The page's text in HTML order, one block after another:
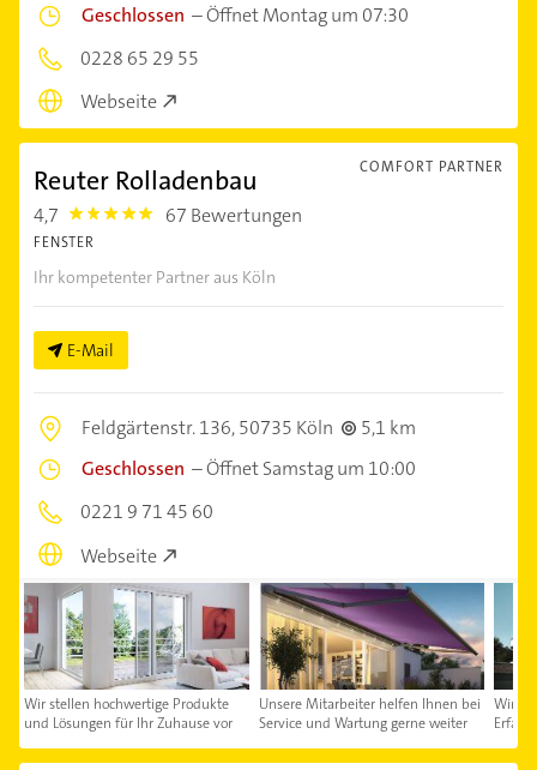
Geschlossen –Öffnet Montag um 07:30
0228 65 29 55
Webseite
COMFORT PARTNER
Reuter Rolladenbau
4,7 4.7000003 67 Bewertungen
FENSTER
Ihr kompetenter Partner aus Köln
E-Mail
Feldgärtenstr. 136,50735 Köln
5,1 km
Geschlossen –Öffnet Samstag um 10:00
0221 9 71 45 60
Webseite
Wir stellen hochwertige Produkte
und Lösungen für Ihr Zuhause vor
Unsere Mitarbeiter helfen Ihnen bei
Service und Wartung gerne weiter
Wir